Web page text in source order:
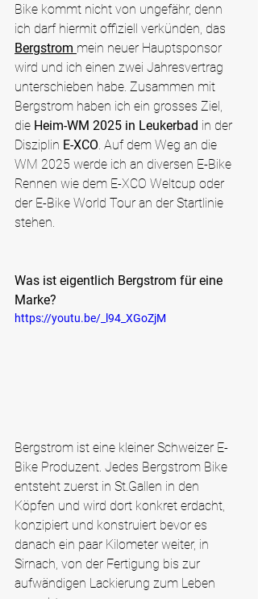
Bike kommt nicht von ungefähr, denn
ich darf hiermit offiziell verkünden, das
Bergstrom mein neuer Hauptsponsor
wird und ich einen zwei Jahresvertrag
unterschieben habe. Zusammen mit
Bergstrom haben ich ein grosses Ziel,
die Heim-WM 2025 in Leukerbad in der
Disziplin E-XCO . Auf dem Weg an die
WM 2025 werde ich an diversen E-Bike
Rennen wie dem E-XCO Weltcup oder
der E-Bike World Tour an der Startlinie
stehen
Was ist eigentlich Bergstrom für eine
Marke?
https://youtu.be/_l94_XGoZjM
Bergstrom ist eine kleiner Schweizer E-
Bike Produzent. Jedes Bergstrom Bike
entsteht zuerst in St.Gallen in den
Köpfen und wird dort konkret erdacht,
konzipiert und konstruiert bevor es
danach ein paar Kilometer weiter, in
Sirnach, von der Fertigung bis zur
aufwändigen Lackierung zum Leben